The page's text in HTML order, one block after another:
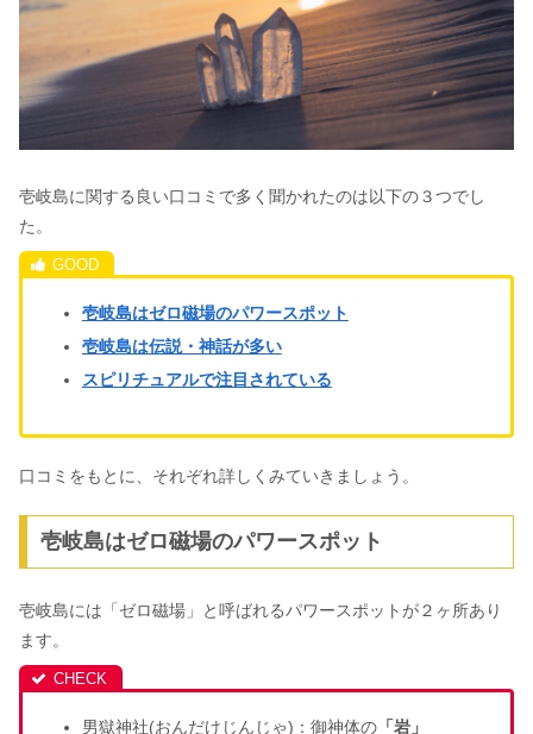
壱岐島に関する良い口コミで多く聞かれたのは以下の３つでし
た。
壱岐島はゼロ磁場のパワースポット
壱岐島は伝説・神話が多い
スピリチュアルで注目されている
口コミをもとに、それぞれ詳しくみていきましょう。
壱岐島はゼロ磁場のパワースポット
壱岐島には「ゼロ磁場」と呼ばれるパワースポットが２ヶ所あり
ます。
男獄神社(おんだけじんじゃ)：御神体の「岩」